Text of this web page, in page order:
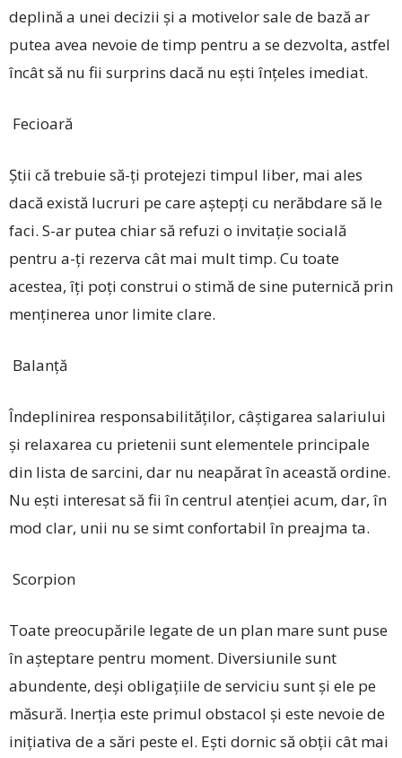
deplină a unei decizii și a motivelor sale de bază ar
putea avea nevoie de timp pentru a se dezvolta, astfel
încât să nu fii surprins dacă nu ești înțeles imediat.
Fecioară
Știi că trebuie să-ți protejezi timpul liber, mai ales
dacă există lucruri pe care aștepți cu nerăbdare să le
faci. S-ar putea chiar să refuzi o invitație socială
pentru a-ți rezerva cât mai mult timp. Cu toate
acestea, îți poți construi o stimă de sine puternică prin
menținerea unor limite clare.
Balanță
Îndeplinirea responsabilităților, câștigarea salariului
și relaxarea cu prietenii sunt elementele principale
din lista de sarcini, dar nu neapărat în această ordine.
Nu ești interesat să fii în centrul atenției acum, dar, în
mod clar, unii nu se simt confortabil în preajma ta.
Scorpion
Toate preocupările legate de un plan mare sunt puse
în așteptare pentru moment. Diversiunile sunt
abundente, deși obligațiile de serviciu sunt și ele pe
măsură. Inerția este primul obstacol și este nevoie de
inițiativa de a sări peste el. Ești dornic să obții cât mai